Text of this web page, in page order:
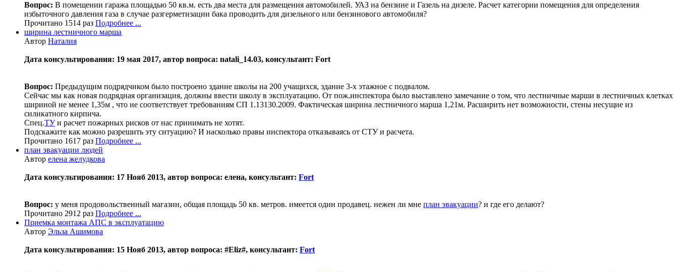
Вопрос: В помещении гаража площадью 50 кв.м. есть два места для размещения автомобилей. УАЗ на бензине и Газель на дизеле. Расчет категории помещения для определения
избыточного давления газа в случае разгерметизации бака проводить для дизельного или бензинового автомобиля?
Прочитано 1514 раз Подробнее ...
ширина лестничного марша
Автор Наталия
Дата консультирования: 19 мая 2017, автор вопроса: natali_14.03, консультант: Fort
Вопрос: Предыдущим подрядчиком было построено здание школы на 200 учащихся, здание 3-х этажное с подвалом.
Сейчас мы как новая подрядная организация, должны ввести школу в эксплуатацию. От пож.инспектора было выставлено замечание о том, что лестничные марши в лестничных клетках
шириной не менее 1,35м , что не соответствует требованиям СП 1.13130.2009. Фактическая ширина лестничного марша 1,21м. Расширить нет возможности, стены несущие из
силикатного кирпича.
Спец.ТУи расчет пожарных рисков от нас принимать не хотят.
Подскажите как можно разрешить эту ситуацию? И насколько правы инспектора отказываясь от СТУ и расчета.
Прочитано 1617 раз Подробнее ...
план эвакуации людей
Автор елена желудкова
Дата консультирования: 17 Нояб 2013, автор вопроса: елена, консультант: Fort
Вопрос: у меня продовольственный магазин, общая площадь 50 кв. метров. имеется один продавец. нежен ли мне план эвакуации? и где его делают?
Прочитано 2912 раз Подробнее ...
Приемка монтажа АПС в эксплуатацию
Автор Эльза Ашимова
Дата консультирования: 15 Нояб 2013, автор вопроса: #Eliz#, консультант: Fort